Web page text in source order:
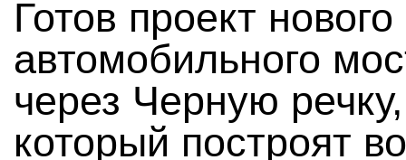
Готов проект нового
автомобильного
через Черную речку,
который построят